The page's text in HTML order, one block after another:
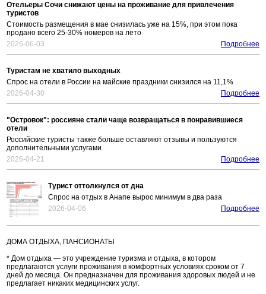
Отельеры Сочи снижают цены на проживание для привлечения
туристов
Стоимость размещения в мае снизилась уже на 15%, при этом пока
продано всего 25-30% номеров на лето
2026-06-03
Подробнее
Туристам не хватило выходных
Спрос на отели в России на майские праздники снизился на 11,1%
2026-04-30
Подробнее
"Островок": россияне стали чаще возвращаться в понравившиеся
отели
Российские туристы также больше оставляют отзывы и пользуются
дополнительными услугами
2026-04-21
Подробнее
Турист оттолкнулся от дна
Спрос на отдых в Анапе вырос минимум в два раза
2026-04-06
Подробнее
ДОМА ОТДЫХА, ПАНСИОНАТЫ
* Дом отдыха — это учреждение туризма и отдыха, в котором
предлагаются услуги проживания в комфортных условиях сроком от 7
дней до месяца. Он предназначен для проживания здоровых людей и не
предлагает никаких медицинских услуг.